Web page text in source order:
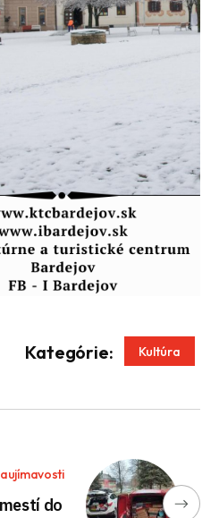
Kategórie: Kultúra
do